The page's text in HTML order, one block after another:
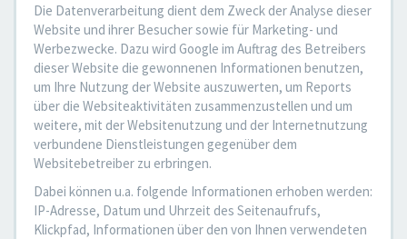
Die Datenverarbeitung dient dem Zweck der Analyse dieser
Website und ihrer Besucher sowie für Marketing- und
Werbezwecke. Dazu wird Google im Auftrag des Betreibers
dieser Website die gewonnenen Informationen benutzen,
um Ihre Nutzung der Website auszuwerten, um Reports
über die Websiteaktivitäten zusammenzustellen und um
weitere, mit der Websitenutzung und der Internetnutzung
verbundene Dienstleistungen gegenüber dem
Websitebetreiber zu erbringen.
Dabei können u.a. folgende Informationen erhoben werden:
IP-Adresse, Datum und Uhrzeit des Seitenaufrufs,
Klickpfad, Informationen über den von Ihnen verwendeten